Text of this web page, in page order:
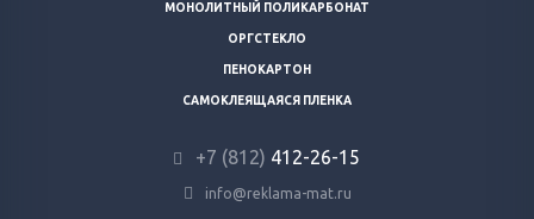
МОНОЛИТНЫЙ ПОЛИКАРБОНАТ
ОРГСТЕКЛО
ПЕНОКАРТОН
САМОКЛЕЯЩАЯСЯ ПЛЕНКА
+7 (812) 412-26-15
info@reklama-mat.ru